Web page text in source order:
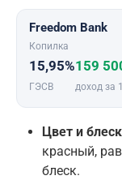
Freedom Bank
Копилка
15,95%
ГЭСВ
159
доход за
Цвет и
красный,
блеск.